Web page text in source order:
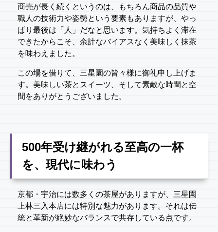
商売が長く続くというのは、もちろん商品の品質や
職人の技術力や姿勢という要素もありますが、やっ
ぱり最後は「人」だなと思います。気持ちよく滞在
できたからこそ、余計なバイアスなく美味しく抹茶
を味わえました。
この場を借りて、三星園の皆々様に御礼申し上げま
す。美味しい茶とスイーツ、そして素敵な時間と空
間をありがとうございました。
500年受け継がれる至高の一杯
を、現代に味わう
京都・宇治には数多くの茶屋がありますが、三星園
上林三入本店には特別な魅力があります。それは伝
統と革新が絶妙なバランスで共存している点です。